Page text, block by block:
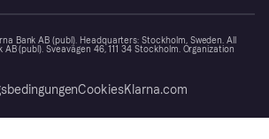
Bank AB (publ). Headquarters: Stockholm, Sweden. All
(publ). Sveavägen 46, 111 34 Stockholm. Organization
CookiesKlarna.com